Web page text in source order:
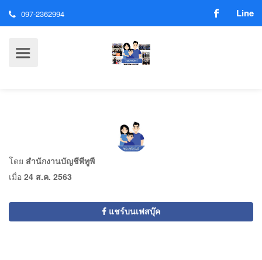
097-2362994 Line
โดย สำนักงานบัญชีพีทูพี
เมื่อ 24 ส.ค. 2563
แชร์บนเฟสบุ๊ค